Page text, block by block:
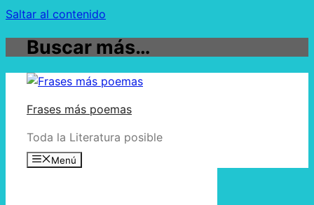
Saltar al contenido
Buscar más…
Frases más poemas
Toda la Literatura posible
Menú